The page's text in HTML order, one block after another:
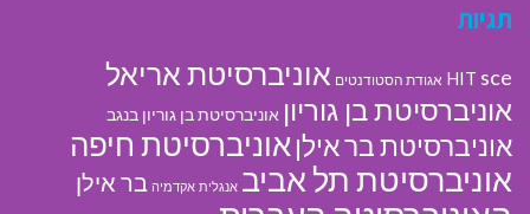
תגיות
HIT sce אגודת הסטודנטים אוניברסיטת אריאל
אוניברסיטת בן גוריון אוניברסיטת בן גוריון בנגב
אוניברסיטת בר אילן אוניברסיטת חיפה
אוניברסיטת תל אביב אנגלית אקדמיה בר אילן